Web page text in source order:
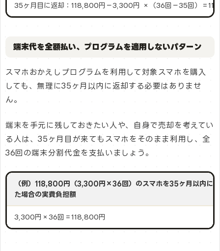
35ヶ月目に返却：118,800円－3,300円 ×（36回－35回）＝
端末代を全額払い、プログラムを適用しないパターン
スマホおかえしプログラムを利用して対象スマホを購入
しても、無理に35ヶ月以内に返却する必要はありませ
ん。
端末を手元に残しておきたい人や、自身で売却を考えてい
る人は、35ヶ月目が来てもスマホをそのまま利用し、全
36回の端末分割代金を支払いましょう。
（例）118,800円（3,300円×36回）のスマホを35ヶ月以内に
た場合の実費負担額
3,300円×36回＝118,800円